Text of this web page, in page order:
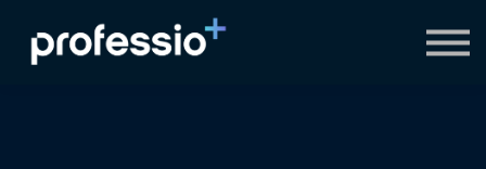
AI Coach
Pyydä demo